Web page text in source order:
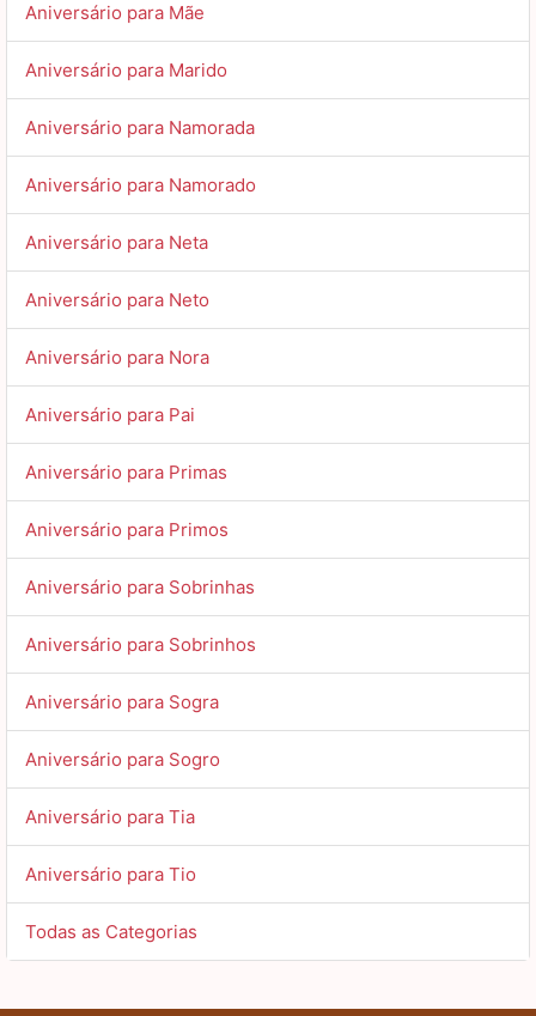
Aniversário para Mãe
Aniversário para Marido
Aniversário para Namorada
Aniversário para Namorado
Aniversário para Neta
Aniversário para Neto
Aniversário para Nora
Aniversário para Pai
Aniversário para Primas
Aniversário para Primos
Aniversário para Sobrinhas
Aniversário para Sobrinhos
Aniversário para Sogra
Aniversário para Sogro
Aniversário para Tia
Aniversário para Tio
Todas as Categorias